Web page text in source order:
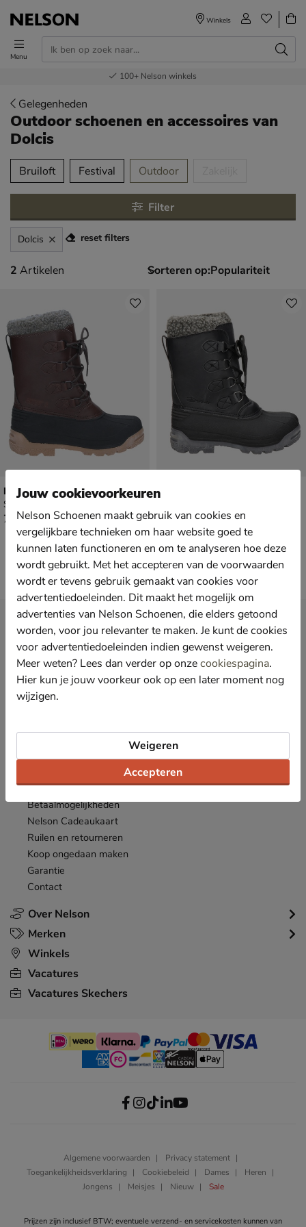
Menu
Winkels
Voor 23.00u besteld,volgende dag in huis
Gratisverzending en retour
Bestel nu,betaal later
100+ Nelson winkels
Gelegenheden
Outdoor schoenen en accessoiresvan
Dolcis
over
Bruiloft Festival Outdoor
Filter
Dolcis reset filters
2 artikelen
2 Artikelen Sorteren op:
Dolcis
Snowboots - bruin
€ 79,99
79 ,99
Dolcis
€ 79,99
79,99
Over Nelson
Bestellen
Betaalmogelijkheden
Nelson Cadeaukaart
Ruilen en retourneren
Koop ongedaan maken
Garantie
Contact
Merken
Winkels
Vacatures
Vacatures Skechers
Nieuwsbrief
Ontvang € 10,- welkomstkorting*
en blijf op de hoogte van leuke
acties en aanbiedingen!
E-mailadres Inschrijven
Algemene voorwaarden
Privacy statement
Toegankelijkheidsverklaring
Cookiebeleid Dames
Heren
Jongens
Meisjes Nieuw Sale
Prijzen zijn inclusief BTW; eventuele verzend- en servicekosten kunnen van
Jouw cookievoorkeuren
Nelson Schoenen maakt gebruik van cookies en
vergelijkbare technieken om haar website goed te
kunnen laten functioneren en om te analyseren hoe deze
wordt gebruikt. Met het accepteren van de voorwaarden
wordt er tevens gebruik gemaakt van cookies voor
advertentiedoeleinden. Dit maakt het mogelijk om
advertenties van Nelson Schoenen, die elders getoond
worden, voor jou relevanter te maken. Je kunt de cookies
voor advertentiedoeleinden indien gewenst weigeren.
Meer weten? Lees dan verder op onzecookiespagina.
Hier kun je jouw voorkeur ook op een later moment nog
wijzigen.
Accepteren
Weigeren